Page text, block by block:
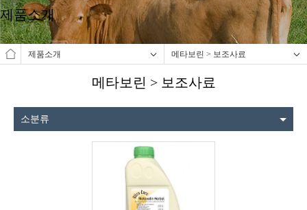
제품소개
제품소개 메타보린 > 보조사료
메타보린 > 보조사료
소분류